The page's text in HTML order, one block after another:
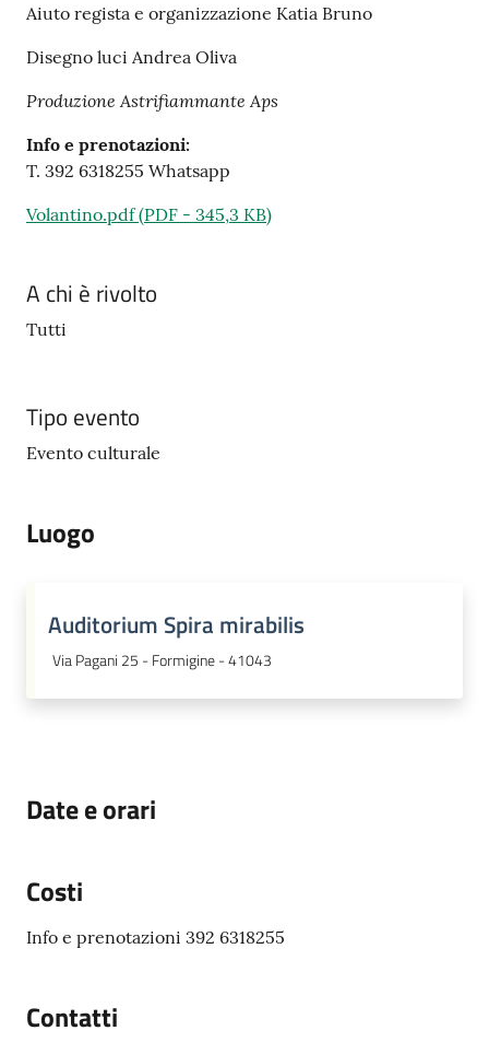
Aiuto regista e organizzazione Katia Bruno
Disegno luci Andrea Oliva
Produzione Astrifiammante Aps
Info e prenotazioni:
T. 392 6318255 Whatsapp
Volantino.pdf(PDF - 345,3 KB)
A chi è rivolto
Tutti
Tipo evento
Evento culturale
Luogo
Auditorium Spira mirabilis
Via Pagani 25 - Formigine - 41043
Date e orari
Costi
Info e prenotazioni 392 6318255
Contatti